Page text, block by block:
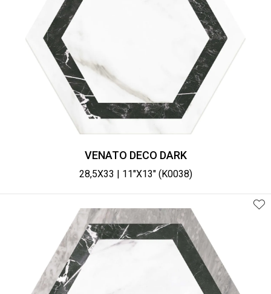
VENATO DECO DARK
28,5X33 | 11"X13" (K0038)